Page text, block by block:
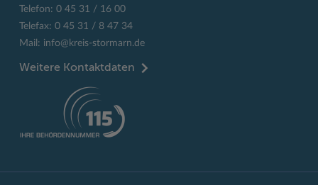
Telefon: 0 45 31 / 16 00
Telefax: 0 45 31 / 8 47 34
Mail: info@kreis-stormarn.de
Weitere Kontaktdaten